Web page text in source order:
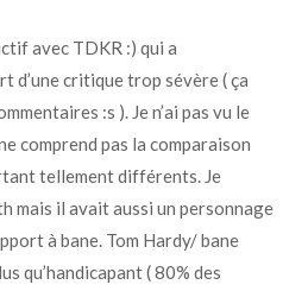
avec TDKR :) qui a
d’une critique trop sévère ( ça
:s ). Je n’ai pas vu le
comprend pas la comparaison
tellement différents. Je
mais il avait aussi un personnage
à bane. Tom Hardy/ bane
qu’handicapant ( 80% des